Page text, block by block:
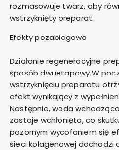
rozmasowuje twarz, aby
wstrzyknięty preparat.
Efekty pozabiegowe
Działanie regeneracyjne
sposób dwuetapowy.W
wstrzyknięciu preparatu
efekt wynikający z
Następnie, woda
zostaje wchłonięta, co
pozornym wycofaniem się
sieci kolagenowej dochodzi